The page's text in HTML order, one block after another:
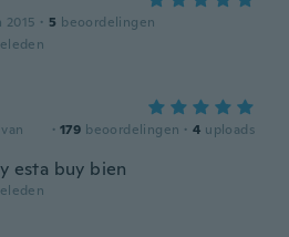
2015 · 5 beoordelingen
· 179 beoordelingen · 4 uploads
esta buy bien